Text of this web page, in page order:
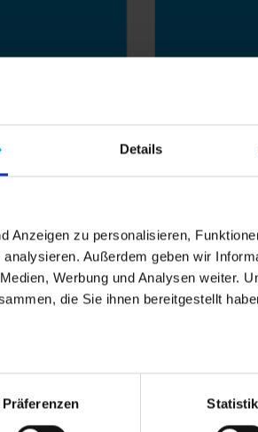
Details
Anzeigen zu personalisieren,
Außerdem geben wir
Werbung und Analysen weiter.
die Sie ihnen bereitgestellt
Präferenzen